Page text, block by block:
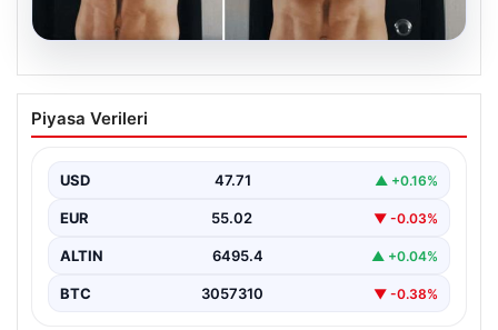
05.08.2026
Mohamed Salah’ın karnındaki görüntü
gündem olmuştu! Gerçek ortaya çıktı
Piyasa Verileri
USD 47.71 ▲ +0.16%
EUR 55.02 ▼ -0.03%
ALTIN 6495.4 ▲ +0.04%
BTC 3057310 ▼ -0.38%